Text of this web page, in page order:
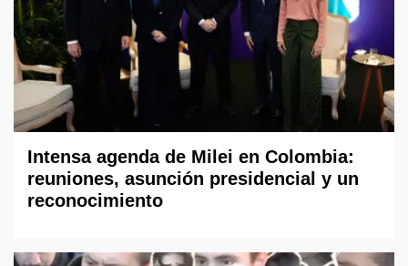
Intensa agenda de Milei en Colombia:
reuniones, asunción presidencial y un
reconocimiento